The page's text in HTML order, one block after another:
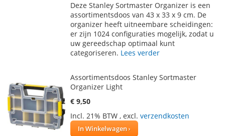
AAN
VERLANGLIJST
TE
VERGELIJKEN
Deze Stanley Sortmaster Organizer is een
assortimentsdoos van 43 x 33 x 9 cm. De
organizer heeft uitneembare scheidingen:
er zijn 1024 configuraties mogelijk, zodat u
uw gereedschap optimaal kunt
categoriseren. Lees verder
Assortimentsdoos Stanley Sortmaster
Organizer Light
€ 9,50
Incl. 21% BTW , excl. verzendkosten
In Winkelwagen